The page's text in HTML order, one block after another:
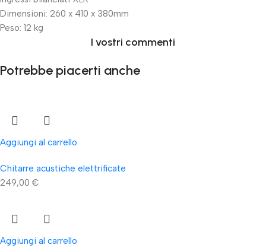
Dimensioni: 260 x 410 x 380mm
Peso: 12 kg
I vostri commenti
Potrebbe piacerti anche
Aggiungi al carrello
Chitarre acustiche elettrificate
249,00 €
Aggiungi al carrello